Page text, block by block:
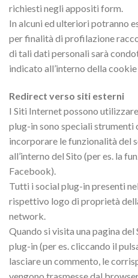
richiesti negli appositi form.
In alcuni ed ulteriori potranno
per finalità di profilazione
di tali dati personali sarà
indicato all’interno della
Redirect verso siti esterni
I Siti Internet possono
plug-in sono speciali strumenti
incorporare le funzionalità del
all’interno del Sito (per es. la
Facebook).
Tutti i social plug-in presenti
rispettivo logo di proprietà
network.
Quando si visita una pagina
plug-in (per es. cliccando il
lasciare un commento, le